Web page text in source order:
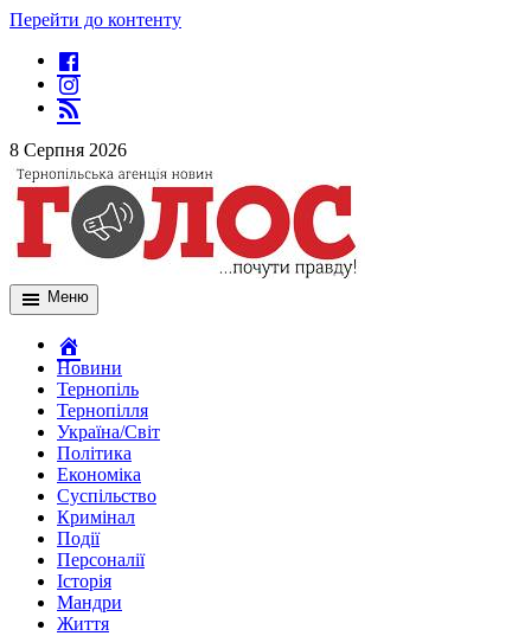
Перейти до контенту
8 Серпня 2026
Меню
Новини
Тернопіль
Тернопілля
Україна/Світ
Політика
Економіка
Суспільство
Кримінал
Події
Персоналії
Історія
Мандри
Життя